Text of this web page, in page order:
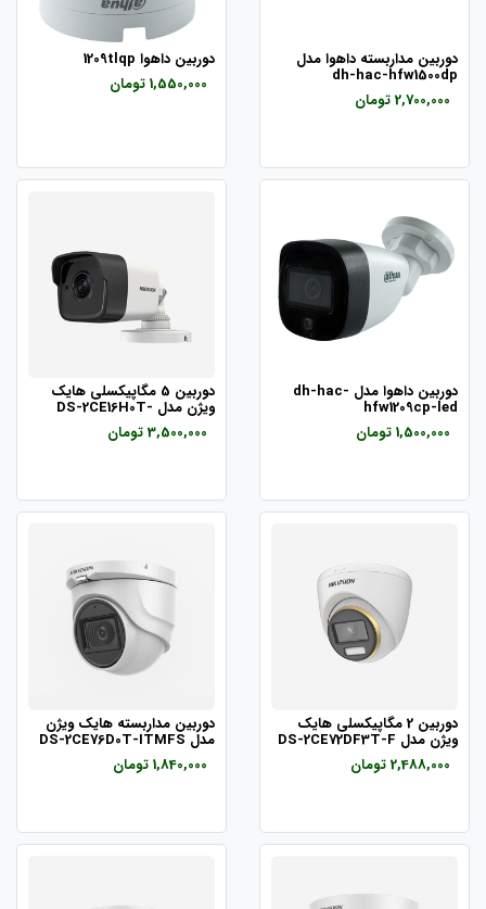
دوربین مداربسته داهوا مدل
dh-hac-hfw1500dp
2,700,000 تومان
دوربین داهوا 1209tlqp
1,550,000 تومان
دوربین داهوا مدل dh-hac-
hfw1209cp-led
1,500,000 تومان
دوربین 5 مگاپیکسلی هایک
ویژن مدل DS-2CE16H0T-
ITPF
3,500,000 تومان
دوربین 2 مگاپیکسلی هایک
ویژن مدل DS-2CE72DF3T-F
2,488,000 تومان
دوربین مداربسته هایک ویژن
مدل DS-2CE76D0T-ITMFS
1,840,000 تومان